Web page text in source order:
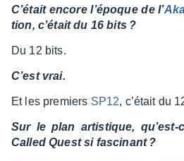
C’était encore l’époque de l’
tion, c’était du 16 bits ?
Du 12 bits.
C’est vrai.
Et les premiers SP12, c’était du
Sur le plan artis­tique,
Called Quest si fasci­nant ?